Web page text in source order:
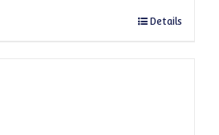
Dieses Produkt weist mehrere Varianten
Details